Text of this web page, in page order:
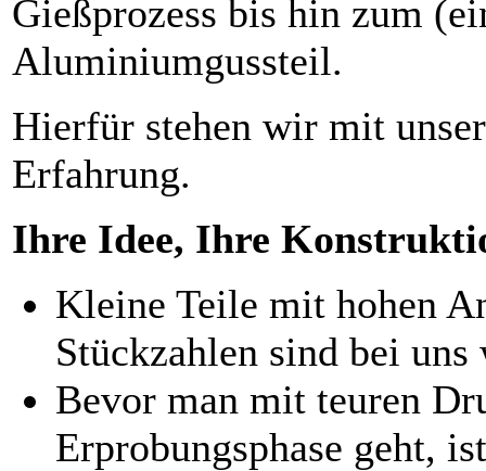
Gießprozess bis hin zum
Aluminiumgussteil.
Hierfür stehen wir mit
Erfahrung.
Ihre Idee, Ihre
Kleine Teile mit hohen
Stückzahlen sind bei
Bevor man mit teuren
Erprobungsphase geht,